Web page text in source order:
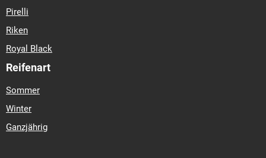
Pirelli
Riken
Royal Black
Reifenart
Sommer
Winter
Ganzjährig